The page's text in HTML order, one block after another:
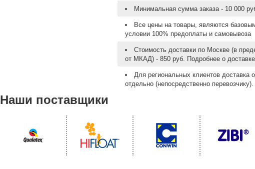
Минимальная сумма заказа - 10 000
Все цены на товары, являются
условии 100% предоплаты и самовывоза
Стоимость доставки по Москве (в
от МКАД) - 850 руб. Подробнее о
Для региональных клиентов доставка
отдельно (непосредственно перевозчику).
Наши поставщики